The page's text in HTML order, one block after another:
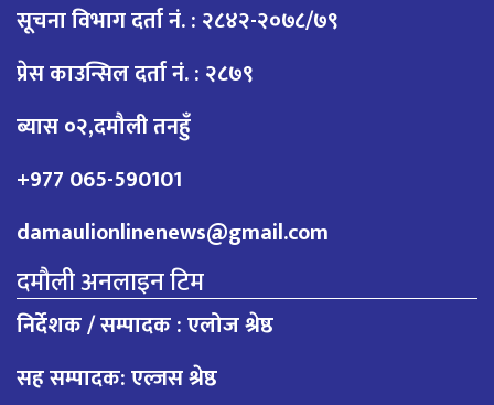
सूचना विभाग दर्ता नं. : २८४२-२०७८/७९
प्रेस काउन्सिल दर्ता नं. : २८७९
ब्यास ०२,दमौली तनहुँ
+977 065-590101
damaulionlinenews@gmail.com
दमौली अनलाइन टिम
निर्देशक / सम्पादक : एलोज श्रेष्ठ
सह सम्पादक: एल्जस श्रेष्ठ